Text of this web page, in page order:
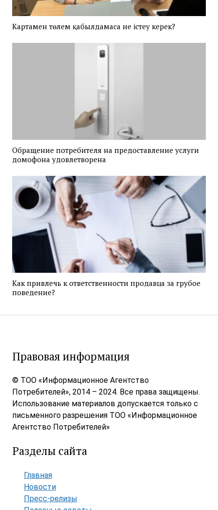
Картамен төлем қабылдамаса не істеу керек?
Обращение потребителя на предоставление услуги
домофона удовлетворена
Как привлечь к ответственности продавца за грубое
поведение?
Правовая информация
© ТОО «Информационное Агентство
Потребителей», 2014 – 2024. Все права защищены.
Использование материалов допускается только с
письменного разрешения ТОО «Информационное
Агентство Потребителей»
Разделы сайта
Главная
Новости
Пресс-релизы